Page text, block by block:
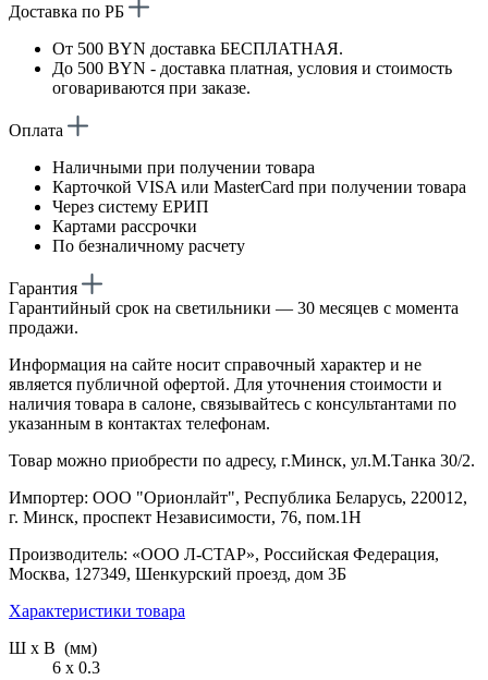
Доставка по РБ
От 500 BYN доставка БЕСПЛАТНАЯ.
До 500 BYN - доставка платная, условия и стоимость
оговариваются при заказе.
Оплата
Наличными при получении товара
Карточкой VISA или MasterCard при получении товара
Через систему ЕРИП
Картами рассрочки
По безналичному расчету
Гарантия
Гарантийный срок на светильники — 30 месяцев с момента
продажи.
Информация на сайте носит справочный характер и не
является публичной офертой. Для уточнения стоимости и
наличия товара в салоне, связывайтесь с консультантами по
указанным в контактах телефонам.
Товар можно приобрести по адресу, г.Минск, ул.М.Танка 30/2.
Импортер: ООО "Орионлайт", Республика Беларусь, 220012,
г. Минск, проспект Независимости, 76, пом.1Н
Производитель: «ООО Л-СТАР», Российская Федерация,
Москва, 127349, Шенкурский проезд, дом 3Б
Характеристики товара
Ш х В (мм)
6 х 0.3